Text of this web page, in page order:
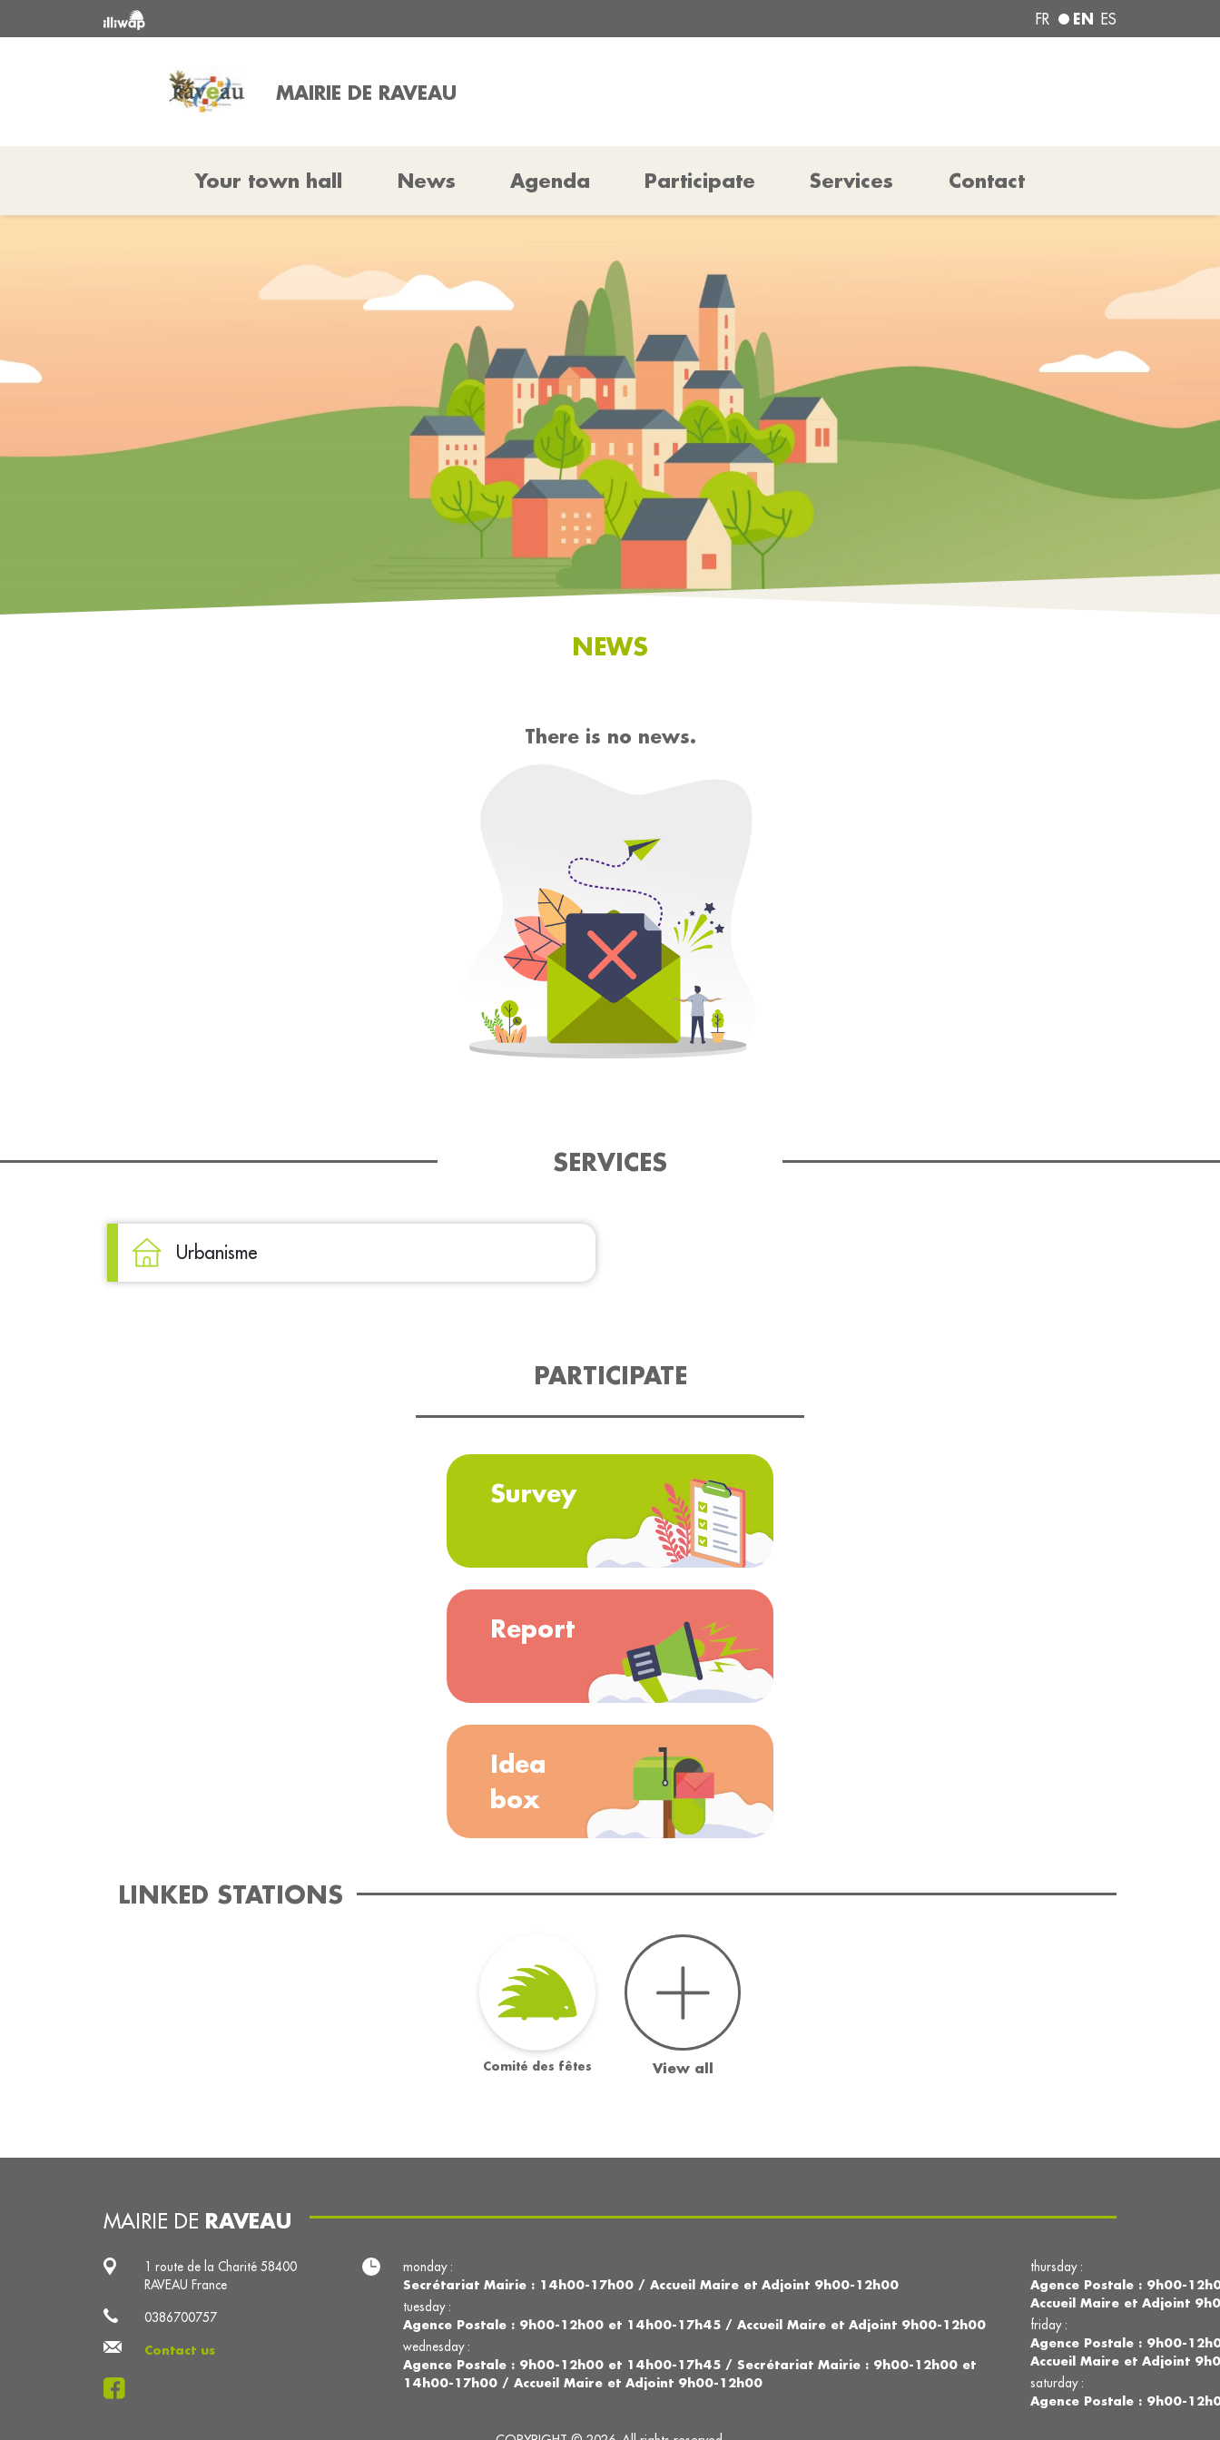
FR EN ES
MAIRIE DE RAVEAU
Your town hall News Agenda Participate Services Contact
NEWS
There is no news.
SERVICES
Urbanisme
PARTICIPATE
Survey
Report
Idea
box
LINKED STATIONS
Comité des fêtes View all
MAIRIE DE RAVEAU
1 route de la Charité 58400
RAVEAU France
0386700757
Contact us
monday :
Secrétariat Mairie : 14h00-17h00 / Accueil Maire et Adjoint 9h00-12h00
tuesday :
Agence Postale : 9h00-12h00 et 14h00-17h45 / Accueil Maire et Adjoint 9h00-12h00
wednesday :
Agence Postale : 9h00-12h00 et 14h00-17h45 / Secrétariat Mairie : 9h00-12h00 et
14h00-17h00 / Accueil Maire et Adjoint 9h00-12h00
thursday :
Agence Postale : 9h00-
Accueil Maire et Adjoint
friday :
Agence Postale : 9h00-
Accueil Maire et Adjoint
saturday :
Agence Postale : 9h00-